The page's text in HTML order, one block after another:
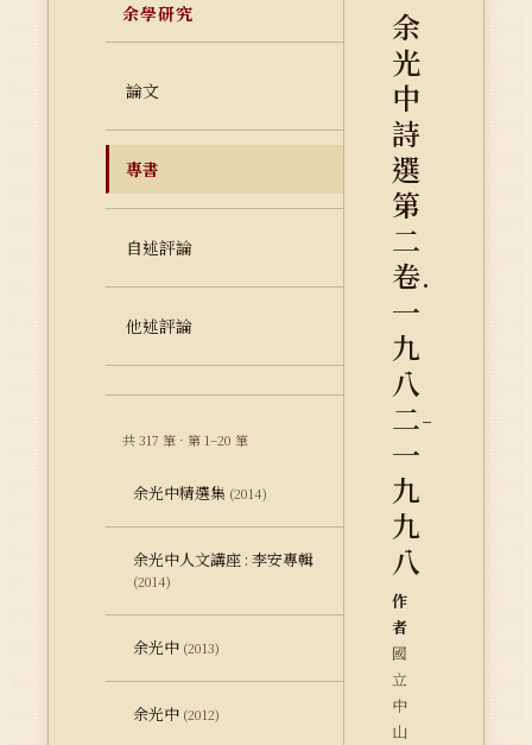
余學研究
論文
專書
自述評論
他述評論
共 317 筆 · 第 1–20 筆
余光中精選集 (2014)
余光中人文講座 : 李安專輯
(2014)
余光中 (2013)
余光中 (2012)
余
光
中
詩
選
第
二
卷.
一
九
八
二-
一
九
九
八
作
者
國
立
中
山